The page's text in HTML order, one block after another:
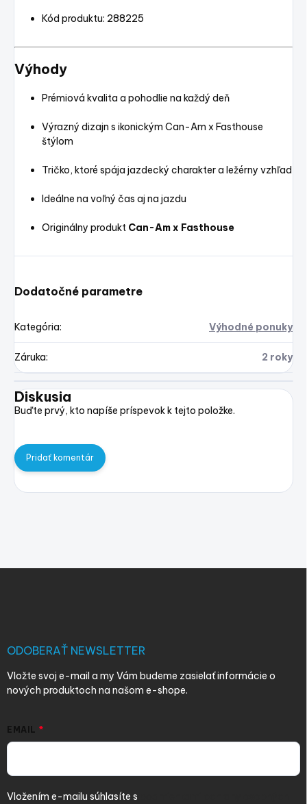
Kód produktu: 288225
Výhody
Prémiová kvalita a pohodlie na každý deň
Výrazný dizajn s ikonickým Can-Am x Fasthouse
štýlom
Tričko, ktoré spája jazdecký charakter a ležérny vzhľad
Ideálne na voľný čas aj na jazdu
Originálny produkt Can-Am x Fasthouse
Dodatočné parametre
Kategória: Výhodné ponuky
Záruka: 2 roky
Diskusia
Buďte prvý, kto napíše príspevok k tejto položke.
Pridať komentár
ODOBERAŤ NEWSLETTER
Vložte svoj e-mail a my Vám budeme zasielať informácie o
nových produktoch na našom e-shope.
EMAIL
Vložením e-mailu súhlasíte s